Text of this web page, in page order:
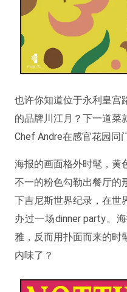
也许你知道位于永利皇宫
的品牌川江月？下一道菜
Chef Andre在感官花园同
海报的画面格外时髦，黄
不一的粉色勾勒出餐厅的
下吉尼斯世界纪录，在世
办过一场dinner party。
雅，反而用扑面而来的时
内味了？